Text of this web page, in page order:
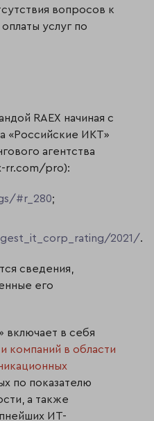
вопросов к
услуг по
RAEX начиная с
«Российские ИКТ»
агентства
rr.com/pro):
#r_280;
2021/.
сведения,
его
включает в себя
компаний в области
по показателю
а также
ИТ-